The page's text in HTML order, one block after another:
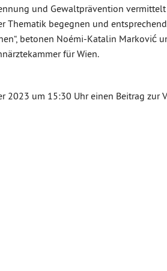
und Gewaltprävention vermittelt
Thematik begegnen und
betonen Noémi-Katalin Marković
für Wien.
2023 um 15:30 Uhr einen Beitrag zur